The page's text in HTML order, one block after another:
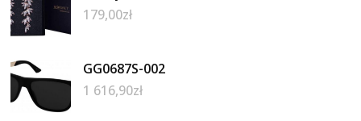
179,00zł
GG0687S-002
1 616,90zł